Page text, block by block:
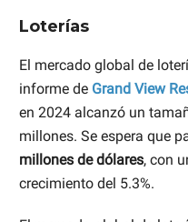
Loterías
El mercado global de
informe de Grand View
en 2024 alcanzó un
millones. Se espera que
millones de dólares, con
crecimiento del 5.3%.